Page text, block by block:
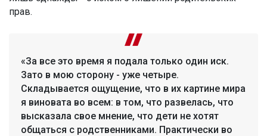
прав.
«За все это время я подала только один иск.
Зато в мою сторону - уже четыре.
Складывается ощущение, что в их картине мира
я виновата во всем: в том, что развелась, что
высказала свое мнение, что дети не хотят
общаться с родственниками. Практически во